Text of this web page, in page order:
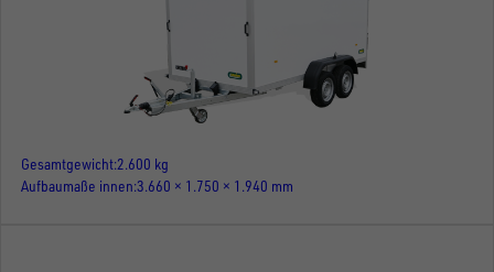
Gesamtgewicht 2.600 kg
Aufbaumaße innen 3.660 × 1.750 × 1.940 mm